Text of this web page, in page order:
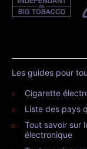
Les guides pour
Cigarette
Liste des pays
Tout savoir sur
électronique